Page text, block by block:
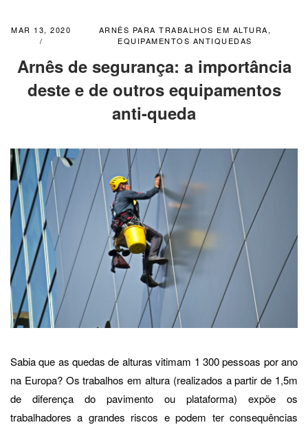
MAR 13, 2020 ARNÊS PARA TRABALHOS EM ALTURA,
EQUIPAMENTOS ANTIQUEDAS
Arnês de segurança: a importância
deste e de outros equipamentos
anti-queda
Sabia que as quedas de alturas vitimam 1 300 pessoas por ano
na Europa? Os trabalhos em altura (realizados a partir de 1,5m
de diferença do pavimento ou plataforma) expõe os
trabalhadores a grandes riscos e podem ter consequências